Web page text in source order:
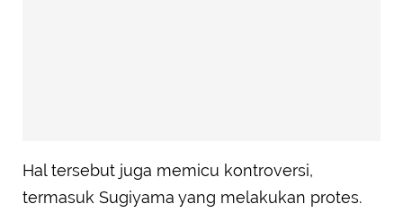
Hal tersebut juga memicu kontroversi,
termasuk Sugiyama yang melakukan protes.